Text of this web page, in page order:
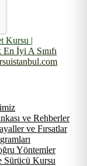
Kursu |
En İyi A Sınıfı
ve Rehberler
ve Fırsatlar
Yöntemler
Sürücü Kursu